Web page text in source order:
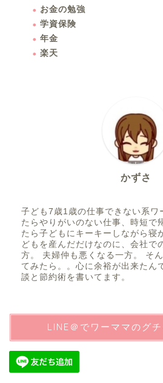
お金の勉強
学資保険
年金
楽天
かずさ
子ども7歳1歳の仕事できない系ワ
たらやりがいのない仕事、時短で
たら子どもにキーキーしながら寝
どもを産んだだけなのに、会社で
方。 夫婦仲も悪くなる一方。 そ
てみたら。。心に余裕が出来たん
談と節約術を書いてます。
LINE＠でワーママのグ